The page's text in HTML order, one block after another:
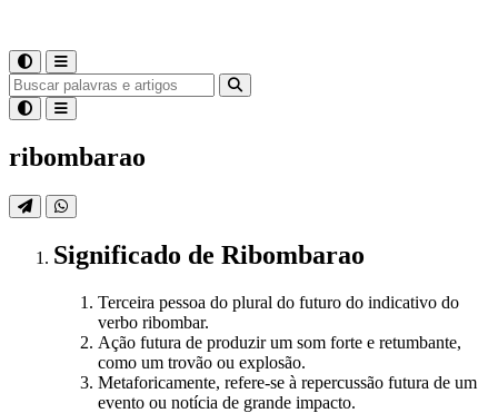
ribombarao
Significado de Ribombarao
Terceira pessoa do plural do futuro do indicativo do
verbo ribombar.
Ação futura de produzir um som forte e retumbante,
como um trovão ou explosão.
Metaforicamente, refere-se à repercussão futura de um
evento ou notícia de grande impacto.